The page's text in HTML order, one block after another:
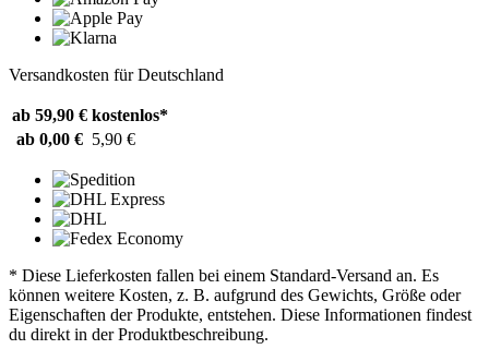
Versandkosten für Deutschland
ab 59,90 € kostenlos*
ab 0,00 € 5,90 €
* Diese Lieferkosten fallen bei einem Standard-Versand an. Es
können weitere Kosten, z. B. aufgrund des Gewichts, Größe oder
Eigenschaften der Produkte, entstehen. Diese Informationen findest
du direkt in der Produktbeschreibung.